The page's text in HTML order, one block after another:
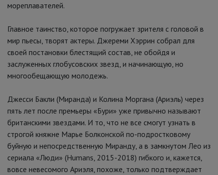
мореплавателей.
Главное таинство, которое погружает зрителя с головой в
мир пьесы, творят актеры. Джереми Хэррин собрал для
своей постановки блестящий состав, не обойдя и
заслуженных глобусовских звезд, и начинающую, но
многообещающую молодежь.
Джесси Бакли (Миранда) и Колина Моргана (Ариэль) через
пять лет после премьеры «Бури» уже привычно называют
британскими звездами. И то, что не все смогут узнать в
строгой княжне Марье Болконской по-подростковому
буйную и непосредственную Миранду, а в замкнутом Лео из
сериала «Люди» (Humans, 2015-2018) гибкого и, кажется,
вовсе невесомого Ариэля, похоже, только подтверждает